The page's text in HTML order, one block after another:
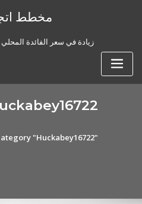
مخطط
زيادة في سعر الفائدة
"Huckabey16722"